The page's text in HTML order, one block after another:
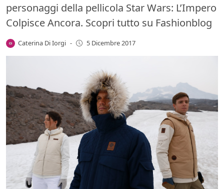
personaggi della pellicola Star Wars: L’Impero
Colpisce Ancora. Scopri tutto su Fashionblog
Caterina Di Iorgi - 5 Dicembre 2017